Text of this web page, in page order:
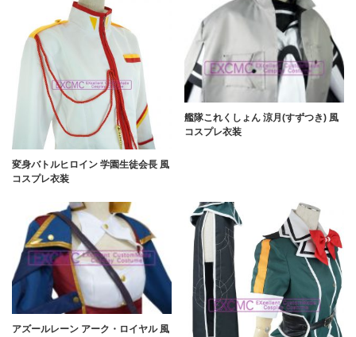
変身バトルヒロイン 学園生徒会長 風
コスプレ衣装
艦隊これくしょん 涼月(すずつき) 風
コスプレ衣装
アズールレーン アーク・ロイヤル 風